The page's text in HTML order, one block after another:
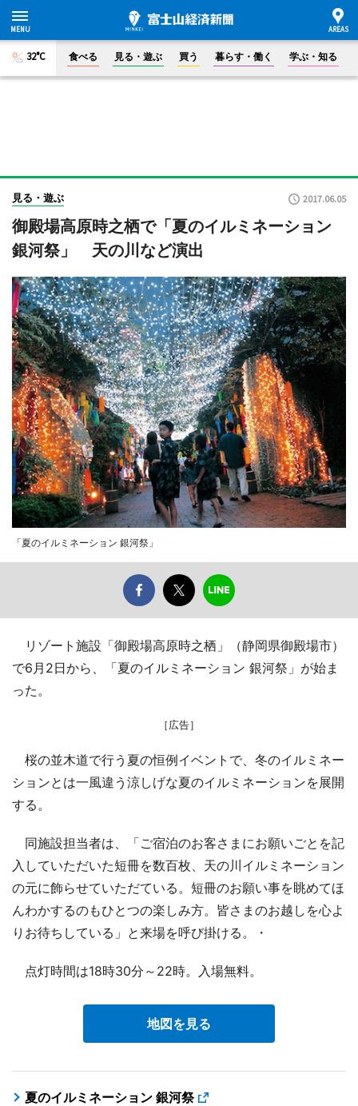
32°C 食べる 見る・遊ぶ 買う 暮らす・働く 学ぶ・知る
見る・遊ぶ 2017.06.05
御殿場高原時之栖で「夏のイルミネーション
銀河祭」 天の川など演出
「夏のイルミネーション 銀河祭」
リゾート施設「御殿場高原時之栖」（静岡県御殿場市）
で6月2日から、「夏のイルミネーション 銀河祭」が始ま
った。
［広告］
桜の並木道で行う夏の恒例イベントで、冬のイルミネー
ションとは一風違う涼しげな夏のイルミネーションを展開
する。
同施設担当者は、「ご宿泊のお客さまにお願いごとを記
入していただいた短冊を数百枚、天の川イルミネーション
の元に飾らせていただている。短冊のお願い事を眺めてほ
んわかするのもひとつの楽しみ方。皆さまのお越しを心よ
りお待ちしている」と来場を呼び掛ける。・
点灯時間は18時30分～22時。入場無料。
地図を見る
夏のイルミネーション 銀河祭